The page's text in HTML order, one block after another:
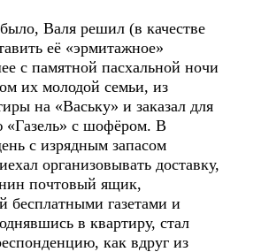
Валя решил (в качестве
её «эрмитажное»
с памятной пасхальной ночи
их молодой семьи, из
на «Ваську» и заказал для
«Газель» с шофёром. В
с изрядным запасом
организовывать доставку,
почтовый ящик,
бесплатными газетами и
в квартиру, стал
как вдруг из